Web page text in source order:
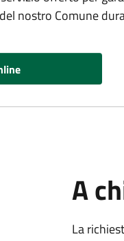
nostro Comune
A
La